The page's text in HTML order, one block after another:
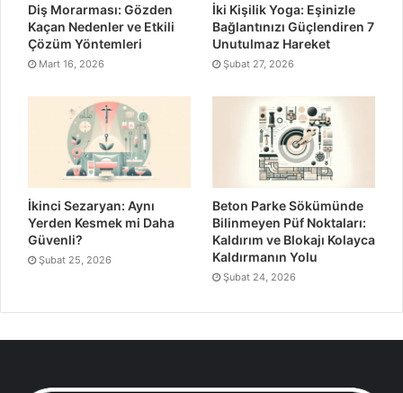
Diş Morarması: Gözden
Kaçan Nedenler ve Etkili
Çözüm Yöntemleri
Mart 16, 2026
İki Kişilik Yoga: Eşinizle
Bağlantınızı Güçlendiren 7
Unutulmaz Hareket
Şubat 27, 2026
İkinci Sezaryan: Aynı
Yerden Kesmek mi Daha
Güvenli?
Şubat 25, 2026
Beton Parke Sökümünde
Bilinmeyen Püf Noktaları:
Kaldırım ve Blokajı Kolayca
Kaldırmanın Yolu
Şubat 24, 2026